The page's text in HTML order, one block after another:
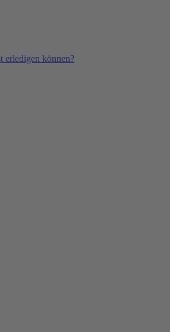
erledigen können?